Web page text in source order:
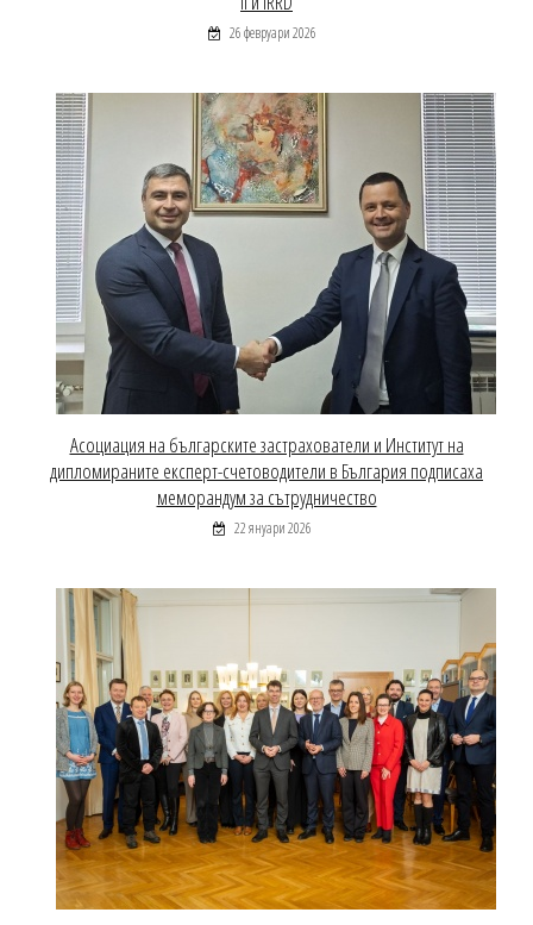
26 февруари 2026
Асоциация на българските застрахователи и Институт на
дипломираните експерт-счетоводители в България подписаха
меморандум за сътрудничество
22 януари 2026